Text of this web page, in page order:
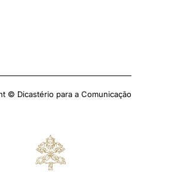
© Dicastério para a Comunicação